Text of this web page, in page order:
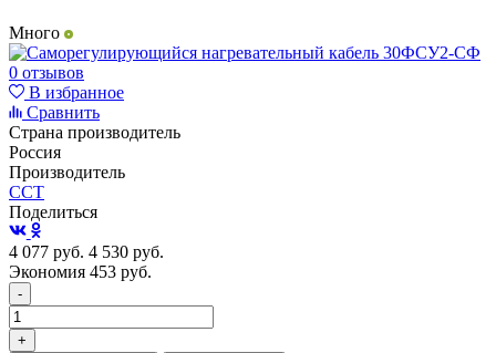
Много
0 отзывов
В избранное
Сравнить
Страна производитель
Россия
Производитель
ССТ
Поделиться
4 077 руб. 4 530 руб.
Экономия 453 руб.
-
+